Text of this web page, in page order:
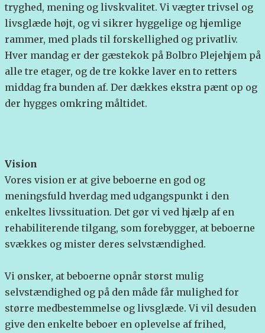
tryghed, mening og livskvalitet. Vi vægter trivsel og
livsglæde højt, og vi sikrer hyggelige og hjemlige
rammer, med plads til forskellighed og privatliv.
Hver mandag er der gæstekok på Bolbro Plejehjem på
alle tre etager, og de tre kokke laver en to retters
middag fra bunden af. Der dækkes ekstra pænt op og
der hygges omkring måltidet.
Vision
Vores vision er at give beboerne en god og
meningsfuld hverdag med udgangspunkt i den
enkeltes livssituation. Det gør vi ved hjælp af en
rehabiliterende tilgang, som forebygger, at beboerne
svækkes og mister deres selvstændighed.
Vi ønsker, at beboerne opnår størst mulig
selvstændighed og på den måde får mulighed for
større medbestemmelse og livsglæde. Vi vil desuden
give den enkelte beboer en oplevelse af frihed,